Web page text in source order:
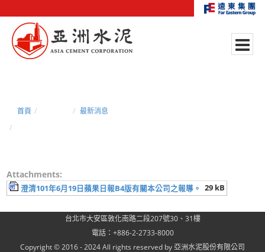
首頁
最新消息
Attachments:
澄清101年6月19日蘋果日報B4版有關本公司之報導。 29 kB
台北市大安區敦化南路二段207號30、31樓
電話：+886-2-2733-8000
Copyright © 2016 - 2024 All rights reserved by 亞洲水泥股份有限公司